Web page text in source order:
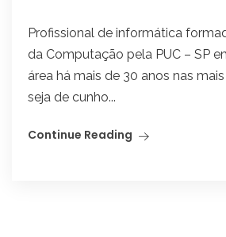
Profissional de informática
da Computação pela PUC – SP
área há mais de 30 anos nas mais
seja de cunho...
Continue Reading